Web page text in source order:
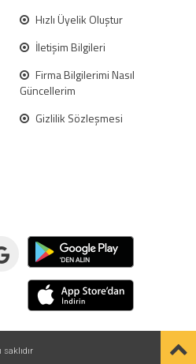
Hızlı Üyelik Oluştur
İletişim Bilgileri
Firma Bilgilerimi Nasıl
Güncellerim
Gizlilik Sözleşmesi